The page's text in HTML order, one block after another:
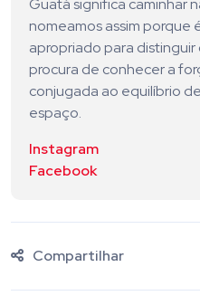
Guatá significa caminhar
nomeamos assim porque
apropriado para
procura de conhecer a
conjugada ao equilíbrio
espaço.
Instagram
Facebook
Compartilhar